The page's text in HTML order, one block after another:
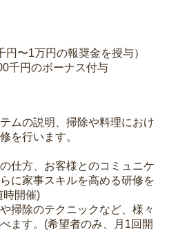
円〜1万円の報奨金を授与）
千円のボーナス付与
ムの説明、掃除や料理におけ
を行います。
仕方、お客様とのコミュニケ
に家事スキルを高める研修を
時開催)
掃除のテクニックなど、様々
ます。(希望者のみ、月1回開